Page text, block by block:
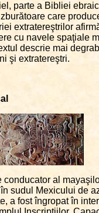
parte a Bibliei
care
extratereştrilor
cu navele spaţiale
descrie mai
şi extratereştri.
conducator al
sudul Mexicului de
a fost îngropat în